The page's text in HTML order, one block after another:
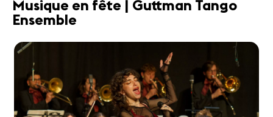
Musique en fête | Guttman Tango
Ensemble